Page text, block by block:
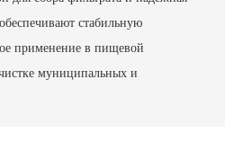
стабильную
применение в пищевой
муниципальных и